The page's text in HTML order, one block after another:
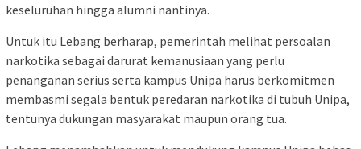
keseluruhan hingga alumni nantinya.
Untuk itu Lebang berharap, pemerintah melihat persoalan
narkotika sebagai darurat kemanusiaan yang perlu
penanganan serius serta kampus Unipa harus berkomitmen
membasmi segala bentuk peredaran narkotika di tubuh Unipa,
tentunya dukungan masyarakat maupun orang tua.